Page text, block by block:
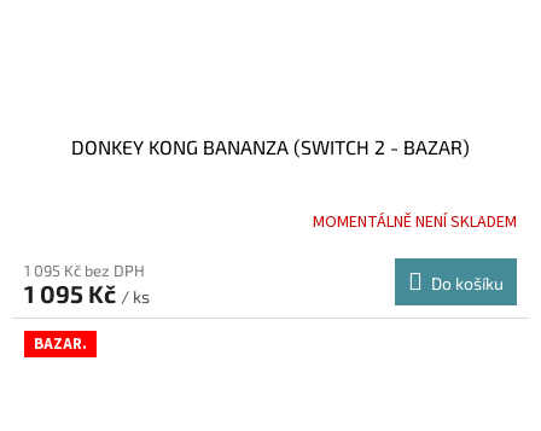
DONKEY KONG BANANZA (SWITCH 2 - BAZAR)
MOMENTÁLNĚ NENÍ SKLADEM
1 095 Kč bez DPH
1 095 Kč / ks
Do košíku
BAZAR.